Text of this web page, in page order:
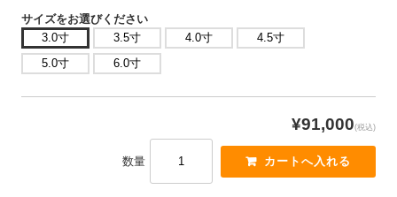
サイズをお選びください
3.0寸
3.5寸 4.0寸
4.5寸
5.0寸
6.0寸
¥91,000(税込)
数量